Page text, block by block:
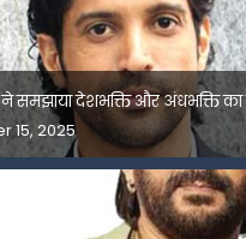
समझाया देशभक्ति और अंधभक्ति
15, 2025